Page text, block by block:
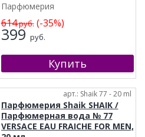
Парфюмерия
614руб.(-35%)
399 руб.
арт.: Shaik 77 - 20 ml
Парфюмерия Shaik SHAIK /
Парфюмерная вода № 77
VERSACE EAU FRAICHE FOR MEN,